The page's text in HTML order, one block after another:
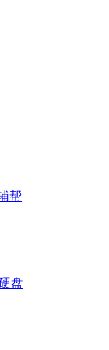
帮
盘